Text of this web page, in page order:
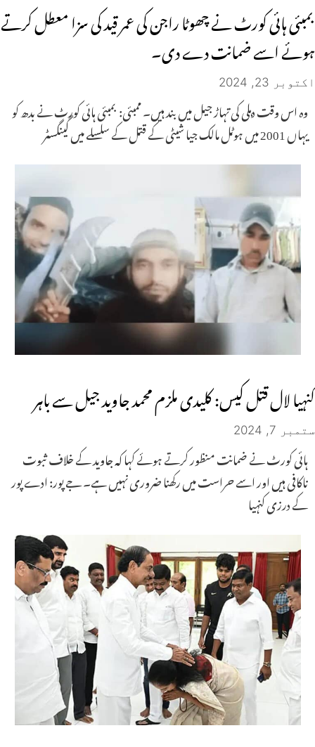
بمبئی ہائی کورٹ نے چھوٹا راجن کی عمر قید کی سزا معطل کرتے
ہوئے اسے ضمانت دے دی۔
اکتوبر 23, 2024
وہ اس وقت دہلی کی تہاڑ جیل میں بند ہیں۔ ممبئی: بمبئی ہائی کورٹ نے بدھ کو
یہاں 2001 میں ہوٹل مالک جیا شیٹی کے قتل کے سلسلے میں گینگسٹر
کنہیا لال قتل کیس: کلیدی ملزم محمد جاوید جیل سے باہر
ستمبر 7, 2024
ہائی کورٹ نے ضمانت منظور کرتے ہوئے کہا کہ جاوید کے خلاف ثبوت
ناکافی ہیں اور اسے حراست میں رکھنا ضروری نہیں ہے۔ جے پور: ادے پور
کے درزی کنہیا